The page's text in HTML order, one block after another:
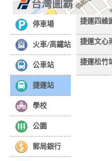
停車場
火車/高鐵站
公車站
捷運站
學校
公園
郵局銀行
捷運四維
捷運文心
捷運松竹